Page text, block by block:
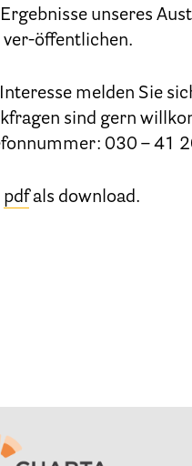
unseres
ver-öffentlichen.
melden Sie
sind gern
030 – 41
pdfals download.